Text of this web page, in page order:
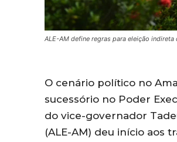
ALE-AM define regras para eleição
O cenário político no
sucessório no Poder
do vice-governador
(ALE-AM) deu início aos